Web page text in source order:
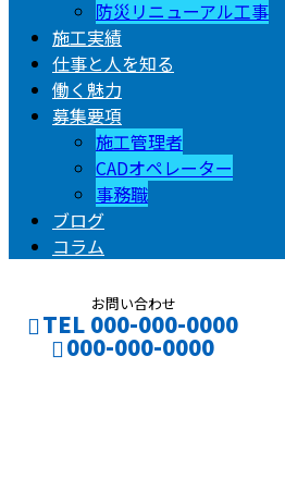
防災リニューアル工事
施工実績
仕事と人を知る
働く魅力
募集要項
施工管理者
CADオペレーター
事務職
ブログ
コラム
お問い合わせ
TEL 000-000-0000
000-000-0000